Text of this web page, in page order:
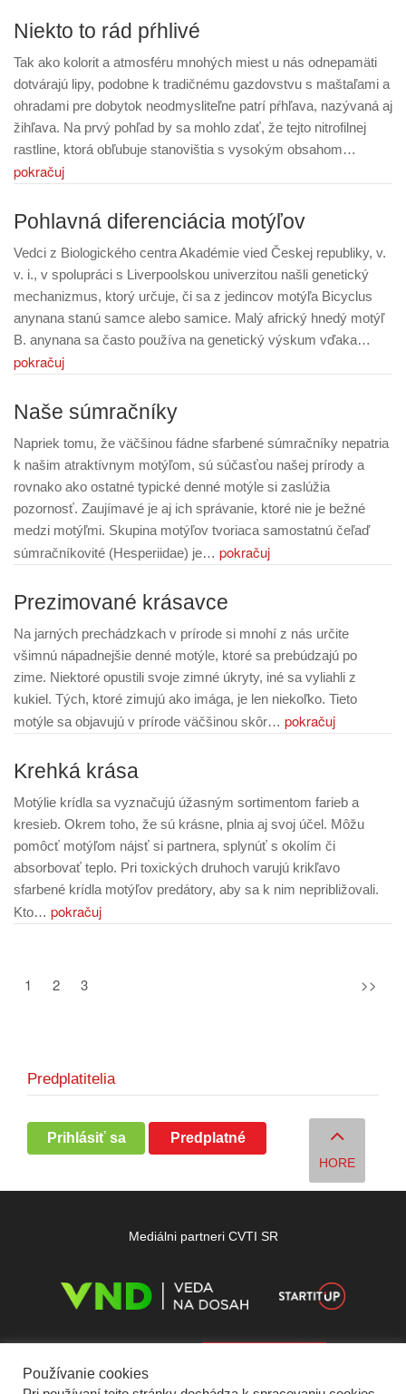
Niekto to rád pŕhlivé
Tak ako kolorit a atmosféru mnohých miest u nás odnepamäti
dotvárajú lipy, podobne k tradičnému gazdovstvu s maštaľami a
ohradami pre dobytok neodmysliteľne patrí pŕhľava, nazývaná aj
žihľava. Na prvý pohľad by sa mohlo zdať, že tejto nitrofilnej
rastline, ktorá obľubuje stanovištia s vysokým obsahom…
pokračuj
Pohlavná diferenciácia motýľov
Vedci z Biologického centra Akadémie vied Českej republiky, v.
v. i., v spolupráci s Liverpoolskou univerzitou našli genetický
mechanizmus, ktorý určuje, či sa z jedincov motýľa Bicyclus
anynana stanú samce alebo samice. Malý africký hnedý motýľ
B. anynana sa často používa na genetický výskum vďaka…
pokračuj
Naše súmračníky
Napriek tomu, že väčšinou fádne sfarbené súmračníky nepatria
k našim atraktívnym motýľom, sú súčasťou našej prírody a
rovnako ako ostatné typické denné motýle si zaslúžia
pozornosť. Zaujímavé je aj ich správanie, ktoré nie je bežné
medzi motýľmi. Skupina motýľov tvoriaca samostatnú čeľaď
súmračníkovité (Hesperiidae) je… pokračuj
Prezimované krásavce
Na jarných prechádzkach v prírode si mnohí z nás určite
všimnú nápadnejšie denné motýle, ktoré sa prebúdzajú po
zime. Niektoré opustili svoje zimné úkryty, iné sa vyliahli z
kukiel. Tých, ktoré zimujú ako imága, je len niekoľko. Tieto
motýle sa objavujú v prírode väčšinou skôr… pokračuj
Krehká krása
Motýlie krídla sa vyznačujú úžasným sortimentom farieb a
kresieb. Okrem toho, že sú krásne, plnia aj svoj účel. Môžu
pomôcť motýľom nájsť si partnera, splynúť s okolím či
absorbovať teplo. Pri toxických druhoch varujú krikľavo
sfarbené krídla motýľov predátory, aby sa k nim nepribližovali.
Kto… pokračuj
1 2 3 >>
Predplatitelia
Prihlásiť sa Predplatné
HORE
Mediálni partneri CVTI SR
Používanie cookies